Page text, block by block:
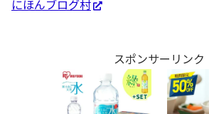
にほんブログ村
スポンサーリンク